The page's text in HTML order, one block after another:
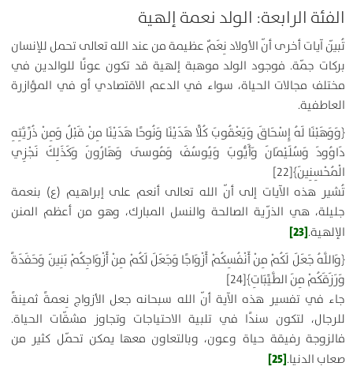
الفئة الرابعة: الولد نعمة إلهية
تُبيّن آيات أخرى أنّ الأولاد نِعَمٌ عظيمة من عند الله تعالى تحمل للإنسان
بركات جمّة. فوجود الولد موهبة إلهية قد تكون عونًا للوالدين في
مختلف مجالات الحياة، سواء في الدعم الاقتصادي أو في المؤازرة
العاطفية.
﴿وَوَهَبْنَا لَهُ إِسْحَاقَ وَيَعْقُوبَ كُلًّا هَدَيْنَا وَنُوحًا هَدَيْنَا مِنْ قَبْلُ وَمِنْ ذُرِّيَّتِهِ
دَاوُودَ وَسُلَيْمَانَ وَأَيُّوبَ وَيُوسُفَ وَمُوسَى وَهَارُونَ وَكَذَلِكَ نَجْزِي
الْمُحْسِنِينَ﴾[22]
تُشير هذه الآيات إلى أنّ الله تعالى أنعم على إبراهيم (ع) بنعمة
جليلة، هي الذرّية الصالحة والنسل المبارك، وهو من أعظم المنن
الإلهية.[23]
﴿وَاللَّهُ جَعَلَ لَكُمْ مِنْ أَنْفُسِكُمْ أَزْوَاجًا وَجَعَلَ لَكُمْ مِنْ أَزْوَاجِكُمْ بَنِينَ وَحَفَدَةً
وَرَزَقَكُمْ مِنَ الطَّيِّبَاتِ﴾[24]
جاء في تفسير هذه الآية أنّ الله سبحانه جعل الأزواج نِعمةً ثمينةً
للرجال، لتكون سندًا في تلبية الاحتياجات وتجاوز مشقّات الحياة.
فالزوجة رفيقة حياة وعون، وبالتعاون معها يمكن تحمّل كثير من
صعاب الدنيا.[25]